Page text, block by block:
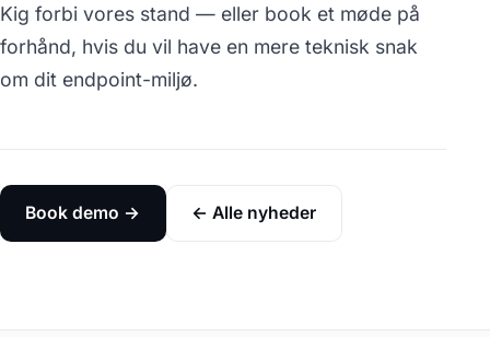
Kig forbi vores stand — eller book et møde på
forhånd, hvis du vil have en mere teknisk snak
om dit endpoint-miljø.
Book demo → ← Alle nyheder